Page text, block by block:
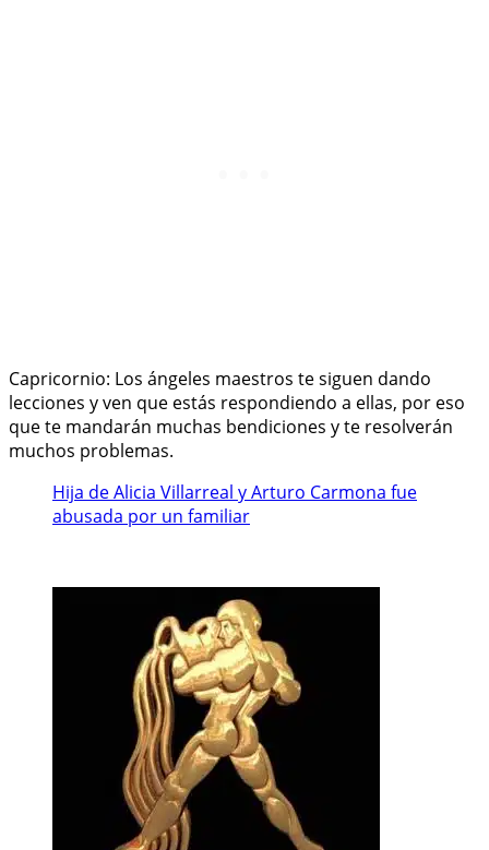
Capricornio: Los ángeles maestros te siguen dando
lecciones y ven que estás respondiendo a ellas, por eso
que te mandarán muchas bendiciones y te resolverán
muchos problemas.
Hija de Alicia Villarreal y Arturo Carmona fue
abusada por un familiar